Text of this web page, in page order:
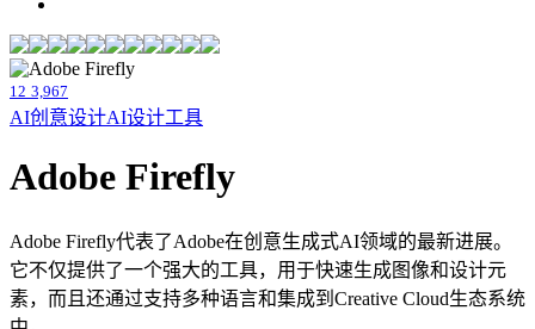
12 3,967
AI创意设计AI设计工具
Adob​​e Firefly
Adobe Firefly代表了Adobe在创意生成式AI领域的最新进展。
它不仅提供了一个强大的工具，用于快速生成图像和设计元
素，而且还通过支持多种语言和集成到Creative Cloud生态系统